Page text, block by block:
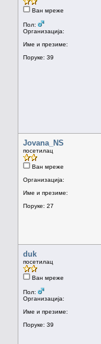
Ван мреже
Пол:
Организација:
Име и презиме:
Поруке: 39
Jovana_NS
посетилац
Ван мреже
Организација:
Име и презиме:
Поруке: 27
duk
посетилац
Ван мреже
Пол:
Организација:
Име и презиме:
Поруке: 39